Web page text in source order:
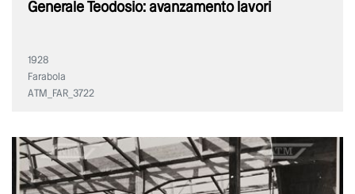
Generale Teodosio: avanzamento lavori
1928
Farabola
ATM_FAR_3722